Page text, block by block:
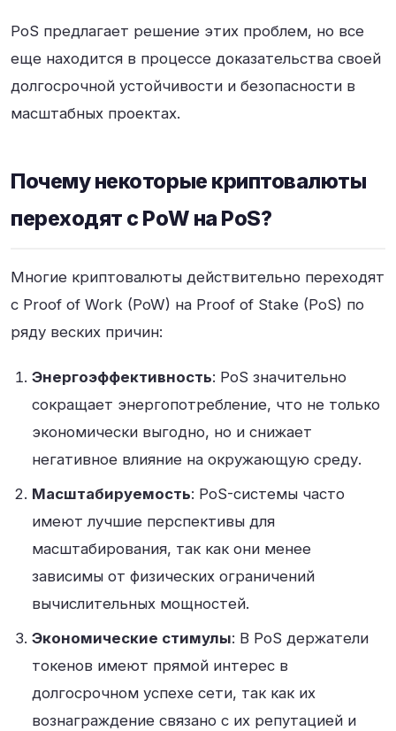
PoS предлагает решение этих проблем, но все
еще находится в процессе доказательства своей
долгосрочной устойчивости и безопасности в
масштабных проектах.
Почему некоторые криптовалюты
переходят с PoW на PoS?
Многие криптовалюты действительно переходят
с Proof of Work (PoW) на Proof of Stake (PoS) по
ряду веских причин:
Энергоэффективность: PoS значительно
сокращает энергопотребление, что не только
экономически выгодно, но и снижает
негативное влияние на окружающую среду.
Масштабируемость: PoS-системы часто
имеют лучшие перспективы для
масштабирования, так как они менее
зависимы от физических ограничений
вычислительных мощностей.
Экономические стимулы: В PoS держатели
токенов имеют прямой интерес в
долгосрочном успехе сети, так как их
вознаграждение связано с их репутацией и